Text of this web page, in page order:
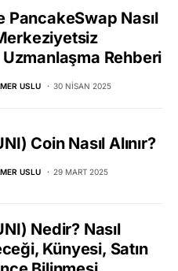
PancakeSwap Nasıl
Rehberi
USLU 30 NISAN 2025
Coin Nasıl Alınır?
USLU 29 MART 2025
Nedir? Nasıl
Künyesi, Satın